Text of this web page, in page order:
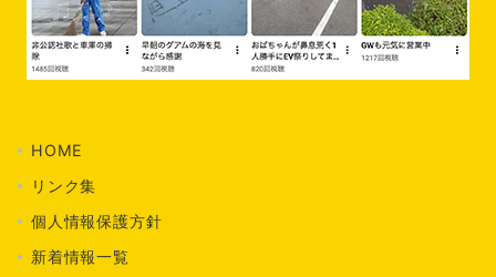
HOME
リンク集
個人情報保護方針
新着情報一覧